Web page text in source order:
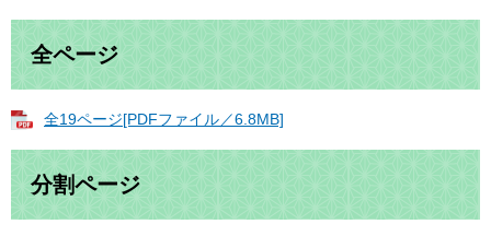
全ページ
全19ページ[PDFファイル／6.8MB]
分割ページ